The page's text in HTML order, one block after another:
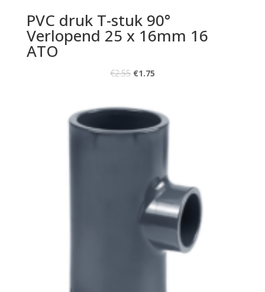
PVC druk T-stuk 90°
Verlopend 25 x 16mm 16
ATO
€2.55 €1.75